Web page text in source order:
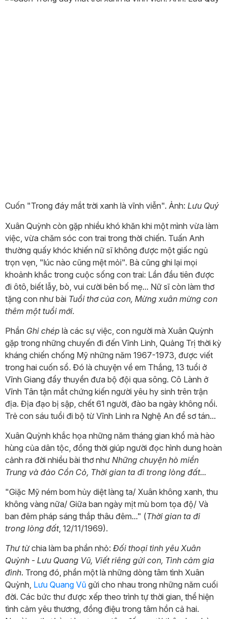
Cuốn "Trong đáy mắt trời xanh là vĩnh viễn". Ảnh: Lưu Quý
Xuân Quỳnh còn gặp nhiều khó khăn khi một mình vừa làm
việc, vừa chăm sóc con trai trong thời chiến. Tuấn Anh
thường quấy khóc khiến nữ sĩ không được một giấc ngủ
trọn vẹn, "lúc nào cũng mệt mỏi". Bà cũng ghi lại mọi
khoảnh khắc trong cuộc sống con trai: Lần đầu tiên được
đi ôtô, biết lẫy, bò, vui cười bên bố mẹ... Nữ sĩ còn làm thơ
tặng con như bài Tuổi thơ của con, Mừng xuân mừng con
thêm một tuổi mới.
Phần Ghi chép là các sự việc, con người mà Xuân Quỳnh
gặp trong những chuyến đi đến Vĩnh Linh, Quảng Trị thời kỳ
kháng chiến chống Mỹ những năm 1967-1973, được viết
trong hai cuốn sổ. Đó là chuyện về em Thắng, 13 tuổi ở
Vĩnh Giang đẩy thuyền đưa bộ đội qua sông. Cô Lành ở
Vĩnh Tân tận mắt chứng kiến người yêu hy sinh trên trận
địa. Địa đạo bị sập, chết 61 người, đào ba ngày không nổi.
Trẻ con sáu tuổi đi bộ từ Vĩnh Linh ra Nghệ An để sơ tán...
Xuân Quỳnh khắc họa những năm tháng gian khổ mà hào
hùng của dân tộc, đồng thời giúp người đọc hình dung hoàn
cảnh ra đời nhiều bài thơ như Những chuyện hò miền
Trung và đảo Cồn Cỏ, Thời gian ta đi trong lòng đất...
"Giặc Mỹ ném bom hủy diệt làng ta/ Xuân không xanh, thu
không vàng nữa/ Giữa ban ngày mịt mù bom tọa độ/ Và
ban đêm pháp sáng thắp thâu đêm..." (Thời gian ta đi
trong lòng đất, 12/11/1969).
Thư từchia làm ba phần nhỏ: Đối thoại tình yêu Xuân
Quỳnh - Lưu Quang Vũ, Viết riêng gửi con, Tình cảm gia
đình. Trong đó, phần một là những dòng tâm tình Xuân
Quỳnh, Lưu Quang Vũ gửi cho nhau trong những năm cuối
đời. Các bức thư được xếp theo trình tự thời gian, thể hiện
tình cảm yêu thương, đồng điệu trong tâm hồn cả hai.